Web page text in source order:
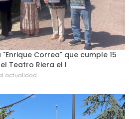
"Enrique Correa" que cumple 15
Teatro Riera el l
actualidad